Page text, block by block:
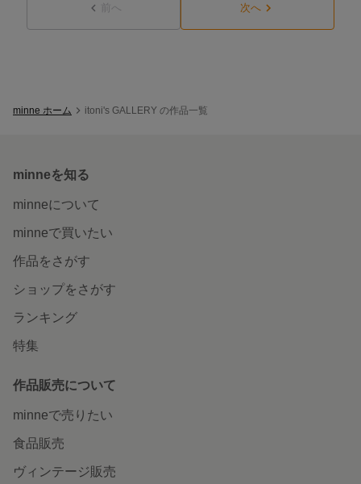
前へ 次へ
minne ホーム itoni's GALLERY の作品一覧
minneを知る
minneについて
minneで買いたい
作品をさがす
ショップをさがす
ランキング
特集
作品販売について
minneで売りたい
食品販売
ヴィンテージ販売